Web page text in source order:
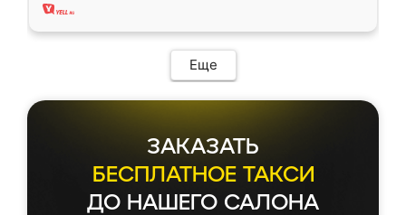
Еще
ЗАКАЗАТЬ
БЕСПЛАТНОЕ ТАКСИ
ДО НАШЕГО САЛОНА